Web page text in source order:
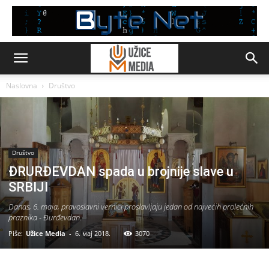
Naslovna Društvo
Društvo
ĐRURĐEVDAN spada u brojnije slave u
SRBIJI
Danas, 6. maja, pravoslavni vernici proslavljaju jedan od najvećih prolećnih
praznika - Đurđevdan.
Piše: Užice Media - 6. мај 2018. 3070